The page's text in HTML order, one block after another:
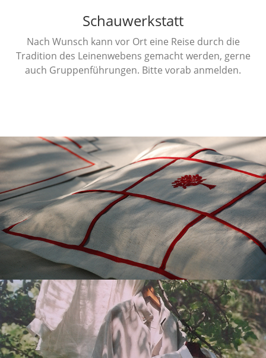
Schauwerkstatt
Nach Wunsch kann vor Ort eine Reise durch die
Tradition des Leinenwebens gemacht werden, gerne
auch Gruppenführungen. Bitte vorab anmelden.